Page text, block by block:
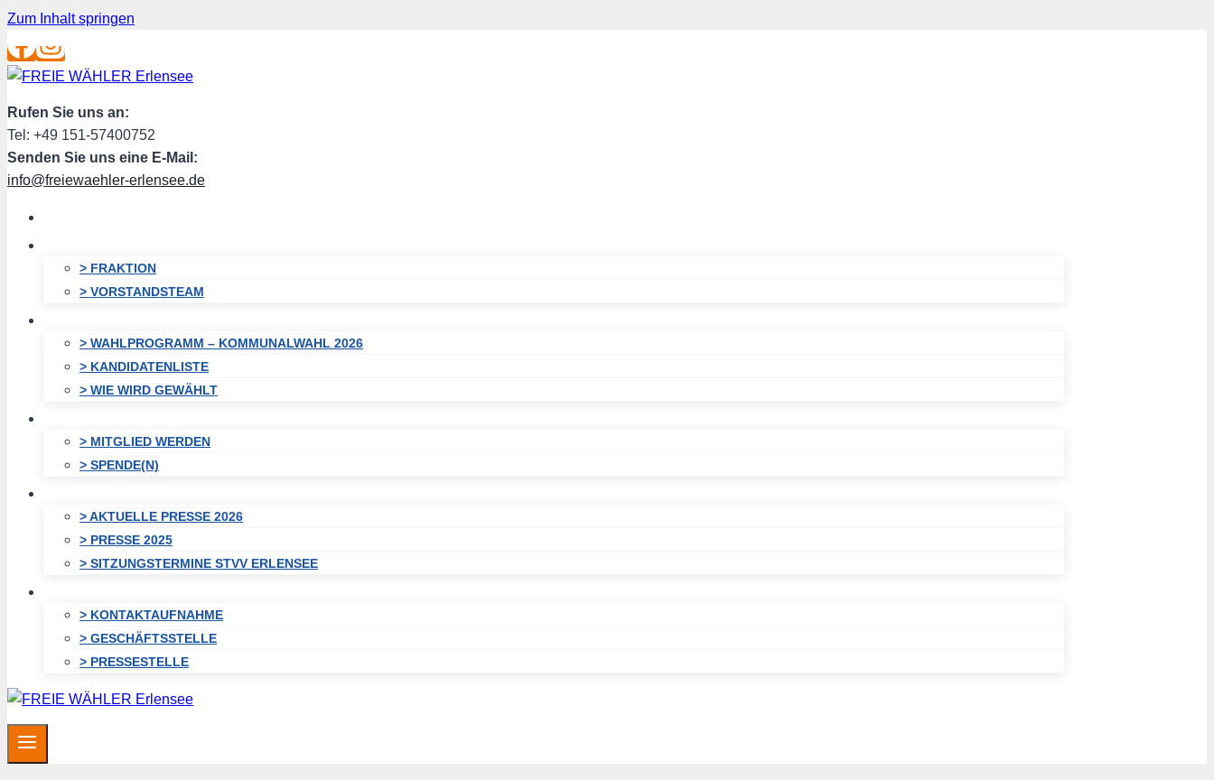
Zum Inhalt springen
Rufen Sie uns an:
Tel: +49 151-57400752
Senden Sie uns eine E-Mail:
info@freiewaehler-erlensee.de
> FRAKTION
> VORSTANDSTEAM
> WAHLPROGRAMM – KOMMUNALWAHL 2026
> KANDIDATENLISTE
> WIE WIRD GEWÄHLT
> MITGLIED WERDEN
> SPENDE(N)
> AKTUELLE PRESSE 2026
> PRESSE 2025
> SITZUNGSTERMINE STVV ERLENSEE
> KONTAKTAUFNAHME
> GESCHÄFTSSTELLE
> PRESSESTELLE